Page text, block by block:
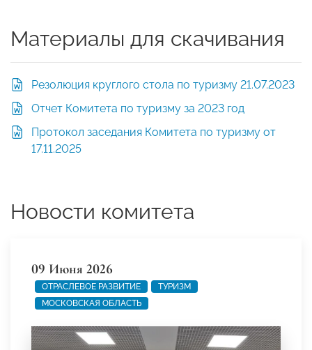
Материалы для скачивания
Резолюция круглого стола по туризму 21.07.2023
Отчет Комитета по туризму за 2023 год
Протокол заседания Комитета по туризму от
17.11.2025
Новости комитета
09 Июня 2026
ОТРАСЛЕВОЕ РАЗВИТИЕ
ТУРИЗМ
МОСКОВСКАЯ ОБЛАСТЬ